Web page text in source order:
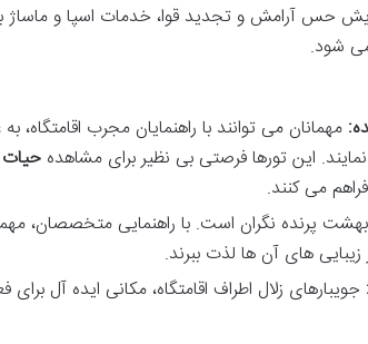
حس آرامش و تجدید قوا، خدمات اسپا و ماساژ
شود.
مهمانان می توانند با راهنمایان مجرب
این تورها فرصتی بی نظیر برای مشاهده
می کنند.
پرنده نگران است. با راهنمایی متخصصان،
زیبایی های آن ها لذت ببرند.
جویبارهای زلال اطراف اقامتگاه، مکانی ایده آل